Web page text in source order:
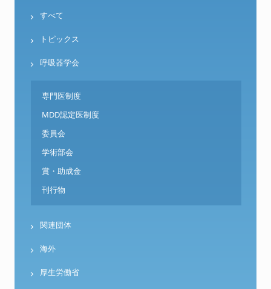
すべて
トピックス
呼吸器学会
専門医制度
MDD認定医制度
委員会
学術部会
賞・助成金
刊行物
関連団体
海外
厚生労働省